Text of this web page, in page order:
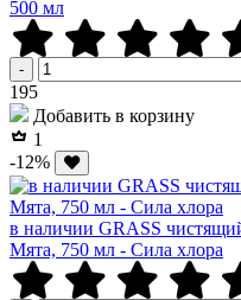
500 мл
-
195Р
Добавить в корзину
1
-12%
в наличии GRASS
Мята, 750 мл - Сила хлора